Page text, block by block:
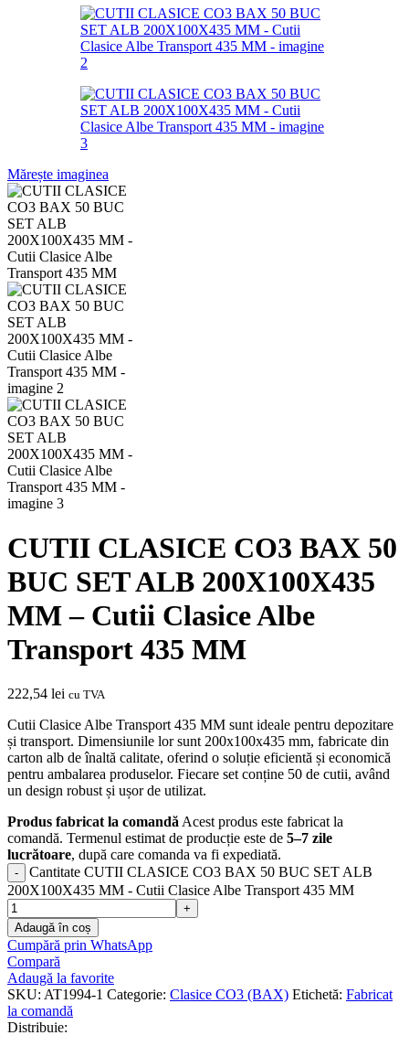
Mărește imaginea
CUTII CLASICE CO3 BAX 50
BUC SET ALB 200X100X435
MM – Cutii Clasice Albe
Transport 435 MM
222,54 lei cu TVA
Cutii Clasice Albe Transport 435 MM sunt ideale pentru depozitare
și transport. Dimensiunile lor sunt 200x100x435 mm, fabricate din
carton alb de înaltă calitate, oferind o soluție eficientă și economică
pentru ambalarea produselor. Fiecare set conține 50 de cutii, având
un design robust și ușor de utilizat.
Produs fabricat la comandăAcest produs este fabricat la
comandă. Termenul estimat de producție este de 5–7 zile
lucrătoare, după care comanda va fi expediată.
Cantitate CUTII CLASICE CO3 BAX 50 BUC SET ALB
200X100X435 MM - Cutii Clasice Albe Transport 435 MM
Adaugă în coș
Cumpără prin WhatsApp
Compară
Adaugă la favorite
SKU: AT1994-1 Categorie: Clasice CO3 (BAX) Etichetă: Fabricat
la comandă
Distribuie: